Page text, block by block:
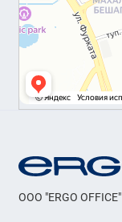
OOO "ERGO OFFICE"